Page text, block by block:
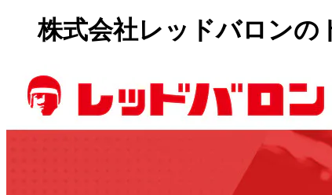
株式会社レッドバロンの